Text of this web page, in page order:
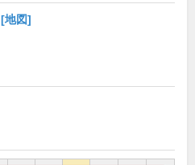
[地図]